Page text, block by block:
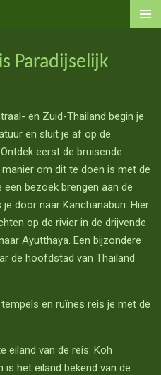
Paradijselijk
en Zuid-Thailand begin je
en sluit je af op de
eerst de bruisende
om dit te doen is met de
bezoek brengen aan de
door naar Kanchanaburi. Hier
op de rivier in de drijvende
Ayutthaya. Een bijzondere
de hoofdstad van Thailand
en ruïnes reis je met de
eiland van de reis: Koh
is het eiland bekend van de